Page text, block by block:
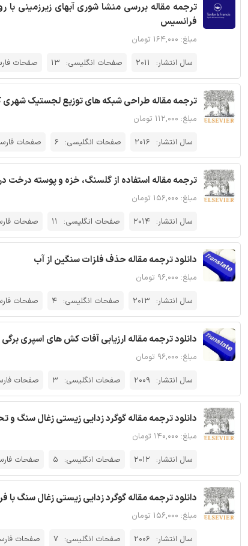
ترجمه مقاله بررسی منشا شوری آبهای زیرزمینی
فرانسیس
مبلغ: ۱۶۴,۰۰۰ تومان
سال انتشار:
2011 صفحات انگلیسی: 13 صفحات
ترجمه مقاله طراحی شبکه های توزیع لجستیک شهری کم
مبلغ: ۱۱۲,۰۰۰ تومان
سال انتشار: 2016 صفحات انگلیسی: 6 صفحات
ترجمه مقاله استفاده از گلسنگ، خزه و پوسته درخت
مبلغ: ۱۵۶,۰۰۰ تومان
سال انتشار: 2014 صفحات انگلیسی: 11 صفحات
دانلود ترجمه مقاله حذف فلزات سنگین از آب
مبلغ: ۹۶,۰۰۰ تومان
سال انتشار: 2013 صفحات انگلیسی: 4 صفحات
دانلود ترجمه مقاله ارزیابی آفات کش های اسپری
مبلغ: ۹۶,۰۰۰ تومان
سال انتشار: 2009 صفحات انگلیسی: 3 صفحات
دانلود ترجمه مقاله گوگرد زدایی زیستی زغال سنگ
مبلغ: ۱۴۰,۰۰۰ تومان
سال انتشار: 2012 صفحات انگلیسی: 5 صفحات
دانلود ترجمه مقاله گوگرد زدایی زیستی زغال سنگ با
مبلغ: ۱۵۶,۰۰۰ تومان
سال انتشار: 2006 صفحات انگلیسی: 7 صفحات